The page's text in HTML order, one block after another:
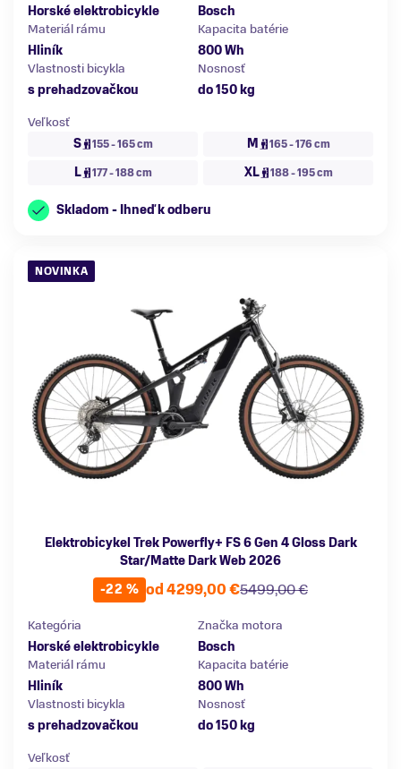
Horské elektrobicykle
Bosch
Materiál rámu
Hliník
Kapacita batérie
800 Wh
Vlastnosti bicykla
s prehadzovačkou
Nosnosť
do 150 kg
Veľkosť
S
155 - 165 cm M 165 - 176 cm
L 177 - 188 cm XL 188 - 195 cm
Skladom - Ihneď k odberu
NOVINKA
Elektrobicykel Trek Powerfly+ FS 6 Gen 4 Gloss Dark
Star/Matte Dark Web 2026
-22 %
5499,00 €
od 4299,00 €
Kategória
Horské elektrobicykle
Značka motora
Bosch
Materiál rámu
Hliník
Kapacita batérie
800 Wh
Vlastnosti bicykla
s prehadzovačkou
Nosnosť
do 150 kg
Veľkosť